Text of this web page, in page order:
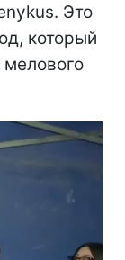
Это
который
мелового